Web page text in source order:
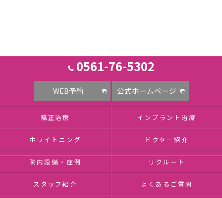
0561-76-5302
WEB予約 公式ホームページ
矯正治療 インプラント治療
ホワイトニング ドクター紹介
院内設備・症例 リクルート
スタッフ紹介 よくあるご質問